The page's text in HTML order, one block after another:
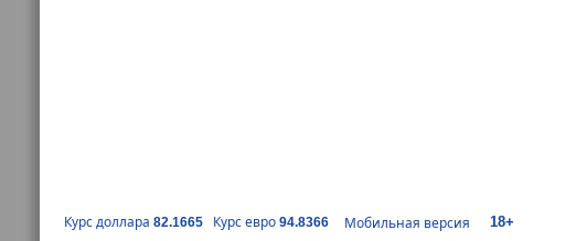
Курс доллара 82.1665 Курс евро 94.8366 Мобильная версия 18+